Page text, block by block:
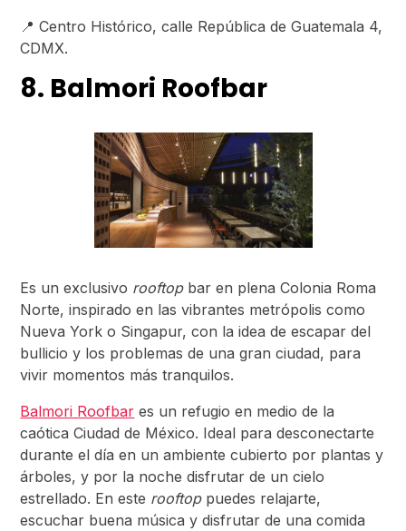
📍 Centro Histórico, calle República de Guatemala 4,
CDMX.
8. Balmori Roofbar
Es un exclusivo rooftopbar en plena Colonia Roma
Norte, inspirado en las vibrantes metrópolis como
Nueva York o Singapur, con la idea de escapar del
bullicio y los problemas de una gran ciudad, para
vivir momentos más tranquilos.
Balmori Roofbar es un refugio en medio de la
caótica Ciudad de México. Ideal para desconectarte
durante el día en un ambiente cubierto por plantas y
árboles, y por la noche disfrutar de un cielo
estrellado. En este rooftoppuedes relajarte,
escuchar buena música y disfrutar de una comida